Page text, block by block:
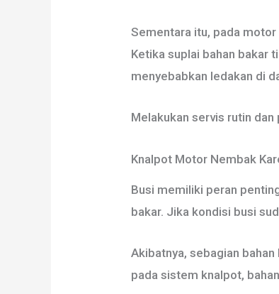
Sementara itu, pada
Ketika suplai bahan bakar
menyebabkan ledakan di
Melakukan servis rutin
Knalpot Motor Nembak
Busi memiliki peran
bakar. Jika kondisi busi
Akibatnya, sebagian
pada sistem knalpot,